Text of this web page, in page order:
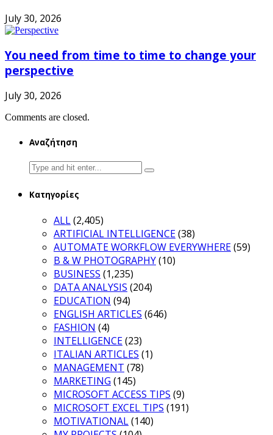
July 30, 2026
You need from time to time to change your
perspective
July 30, 2026
Comments are closed.
Αναζήτηση
Search
for:
Κατηγορίες
ALL(2,405)
ARTIFICIAL INTELLIGENCE(38)
AUTOMATE WORKFLOW EVERYWHERE(59)
B & W PHOTOGRAPHY(10)
BUSINESS (1,235)
DATA ANALYSIS (204)
EDUCATION (94)
ENGLISH ARTICLES (646)
FASHION (4)
INTELLIGENCE(23)
ITALIAN ARTICLES (1)
MANAGEMENT (78)
MARKETING (145)
MICROSOFT ACCESS TIPS (9)
MICROSOFT EXCEL TIPS (191)
MOTIVATIONAL(140)